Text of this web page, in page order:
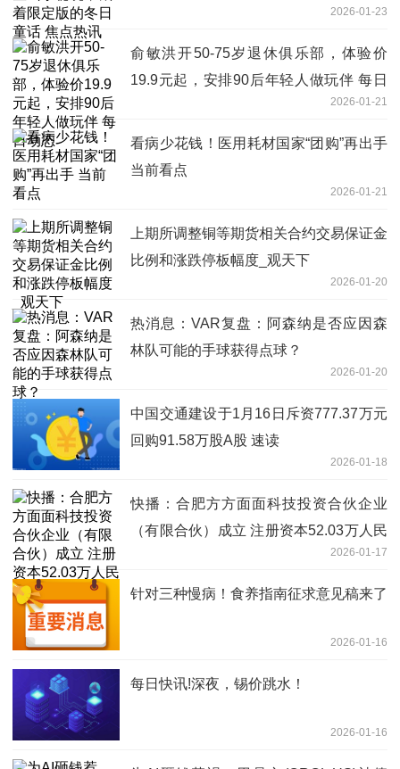
2026-01-23
俞敏洪开50-75岁退休俱乐部，体验价
19.9元起，安排90后年轻人做玩伴 每日
2026-01-21
看病少花钱！医用耗材国家“团购”再出手
当前看点
2026-01-21
上期所调整铜等期货相关合约交易保证金
比例和涨跌停板幅度_观天下
2026-01-20
热消息：VAR复盘：阿森纳是否应因森
林队可能的手球获得点球？
2026-01-20
中国交通建设于1月16日斥资777.37万元
回购91.58万股A股 速读
2026-01-18
快播：合肥方方面面科技投资合伙企业
（有限合伙）成立 注册资本52.03万人民
2026-01-17
针对三种慢病！食养指南征求意见稿来了
2026-01-16
每日快讯!深夜，锡价跳水！
2026-01-16